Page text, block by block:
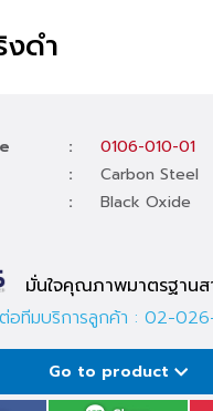
ดำ
:
0106-010-01
:
Carbon Steel
: Black Oxide
มั่นใจคุณภาพมาตรฐาน
อทีมบริการลูกค้า : 02-
Go to product